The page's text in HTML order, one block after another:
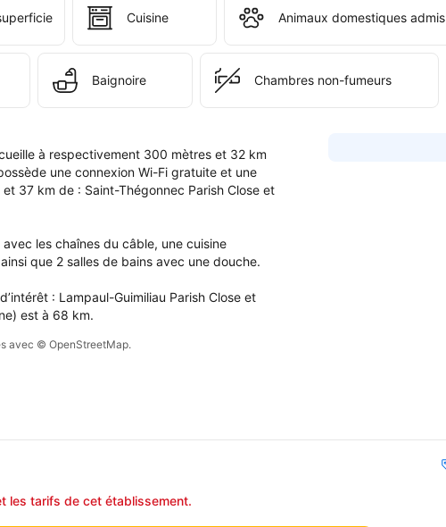
Cuisine Animaux domestiques admis
Baignoire Chambres non-fumeurs
à respectivement 300 mètres et 32 km
une connexion Wi-Fi gratuite et une
37 km de : Saint-Thégonnec Parish Close et
les chaînes du câble, une cuisine
que 2 salles de bains avec une douche.
: Lampaul-Guimiliau Parish Close et
est à 68 km.
avec © OpenStreetMap.
les tarifs de cet établissement.